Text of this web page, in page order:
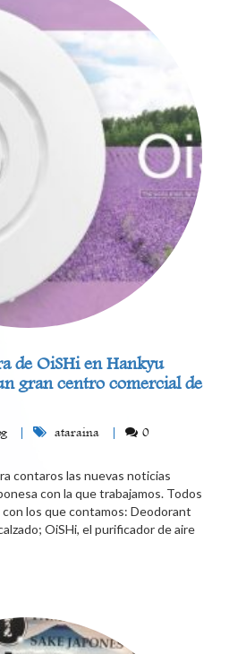
de OiSHi en Hankyu
gran centro comercial de
ataraina
0
contaros las nuevas noticias
con la que trabajamos. Todos
los que contamos: Deodorant
OiSHi, el purificador de aire